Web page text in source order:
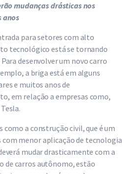
mudanças drásticas nos
anos
para setores com alto
tecnológico está se tornando
desenvolver um novo carro
a briga está em alguns
e muitos anos de
em relação a empresas como,
como a construção civil, que é um
com menor aplicação de tecnologia
mudar drasticamente com a
de carros autônomo, estão